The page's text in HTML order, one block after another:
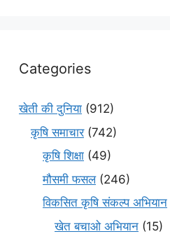
Categories
खेती की दुनिया (912)
कृषि समाचार(742)
कृषि शिक्षा (49)
मौसमी फसल(246)
विकसित कृषि संकल्प अभियान
खेत बचाओ अभियान (15)